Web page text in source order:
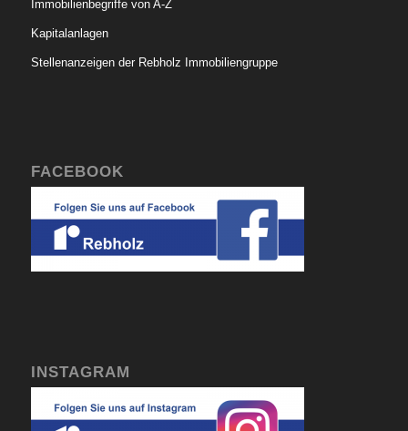
Immobilienbegriffe von A-Z
Kapitalanlagen
Stellenanzeigen der Rebholz Immobiliengruppe
FACEBOOK
INSTAGRAM